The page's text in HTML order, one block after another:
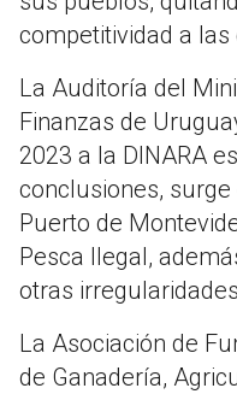
competitividad a las
La Auditoría del
Finanzas de
2023 a la DINARA
conclusiones,
Puerto de
Pesca Ilegal,
otras
La Asociación de
de Ganadería,